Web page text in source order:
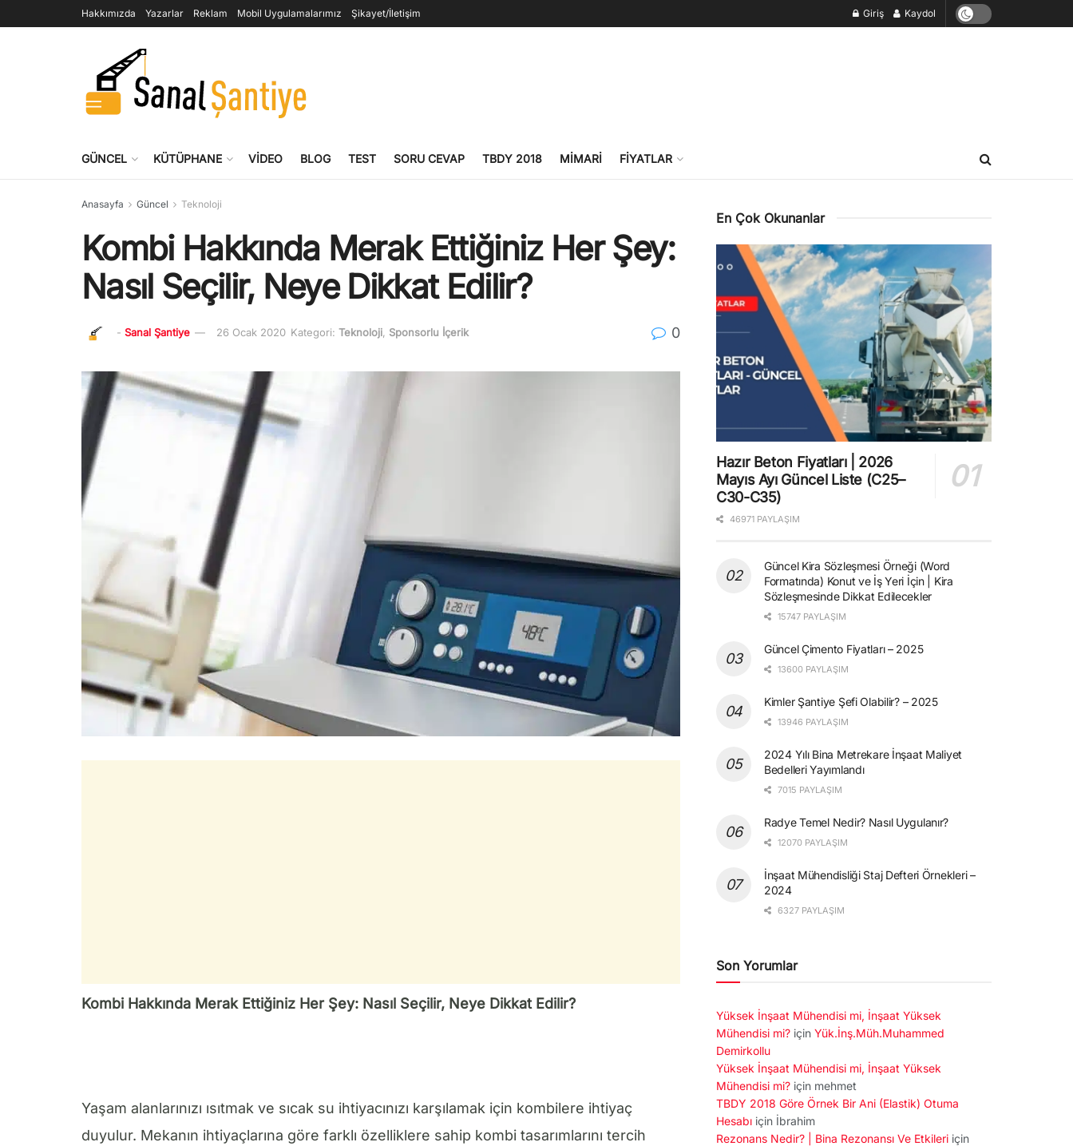
Hakkımızda Yazarlar Reklam Mobil Uygulamalarımız Şikayet/İletişim Giriş Kaydol
GÜNCEL KÜTÜPHANE VIDEO BLOG TEST SORU CEVAP TBDY 2018 MIMARI FIYATLAR
Anasayfa Güncel Teknoloji
Kombi Hakkında Merak Ettiğiniz Her Şey:
Nasıl Seçilir, Neye Dikkat Edilir?
- Sanal Şantiye 26 Ocak 2020 Kategori: Teknoloji, Sponsorlu İçerik 0
Kombi Hakkında Merak Ettiğiniz Her Şey: Nasıl Seçilir, Neye Dikkat Edilir?
Yaşam alanlarınızı ısıtmak ve sıcak su ihtiyacınızı karşılamak için kombilere ihtiyaç
duyulur. Mekanın ihtiyaçlarına göre farklı özelliklere sahip kombi tasarımlarını tercih
En Çok Okunanlar
Hazır Beton Fiyatları | 2026
Mayıs Ayı Güncel Liste (C25–
C30-C35)
46971 PAYLAŞIM
Güncel Kira Sözleşmesi Örneği (Word
Formatında) Konut ve İş Yeri İçin | Kira
Sözleşmesinde Dikkat Edilecekler
15747 PAYLAŞIM
Güncel Çimento Fiyatları – 2025
13600 PAYLAŞIM
Kimler Şantiye Şefi Olabilir? – 2025
13946 PAYLAŞIM
2024 Yılı Bina Metrekare İnşaat Maliyet
Bedelleri Yayımlandı
7015 PAYLAŞIM
Radye Temel Nedir? Nasıl Uygulanır?
12070 PAYLAŞIM
İnşaat Mühendisliği Staj Defteri Örnekleri –
2024
6327 PAYLAŞIM
Son Yorumlar
Yüksek İnşaat Mühendisi mi, İnşaat Yüksek
Mühendisi mi? için Yük.İnş.Müh.Muhammed
Demirkollu
Yüksek İnşaat Mühendisi mi, İnşaat Yüksek
Mühendisi mi? için mehmet
TBDY 2018 Göre Örnek Bir Ani (Elastik) Otuma
Hesabı için İbrahim
Rezonans Nedir? | Bina Rezonansı Ve Etkileri için